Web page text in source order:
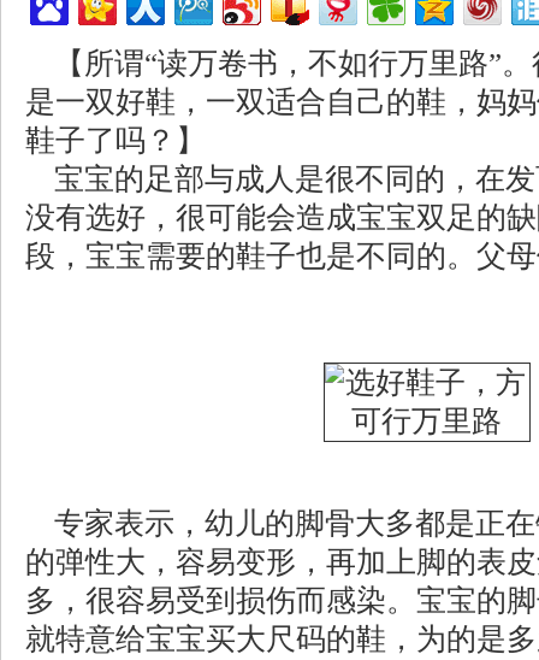
【所谓“读万卷书，不如行万里路”
是一双好鞋，一双适合自己的鞋，妈
鞋子了吗？】
宝宝的足部与成人是很不同的，在
没有选好，很可能会造成宝宝双足的
段，宝宝需要的鞋子也是不同的。父
专家表示，幼儿的脚骨大多都是正
的弹性大，容易变形，再加上脚的表
多，很容易受到损伤而感染。宝宝的
就特意给宝宝买大尺码的鞋，为的是